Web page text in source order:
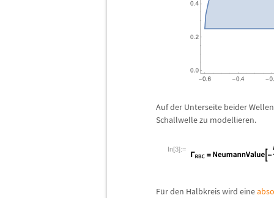
Auf der Unterseite beider
Schallwelle zu modellieren.
In[3]:=
Für den Halbkreis wird eine